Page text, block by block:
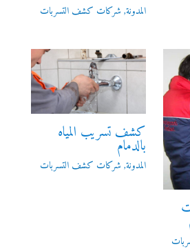
المدونة,شركات كشف التسربات
كشف تسريب المياه
بالدمام
المدونة,شركات كشف التسربات